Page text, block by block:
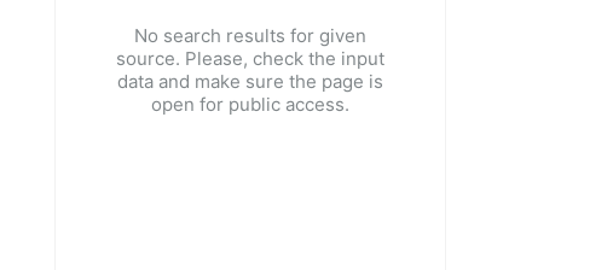
No search results for given
source. Please, check the input
data and make sure the page is
open for public access.